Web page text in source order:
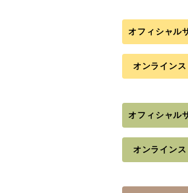
オフィシャル
オンラインス
オフィシャル
オンラインス